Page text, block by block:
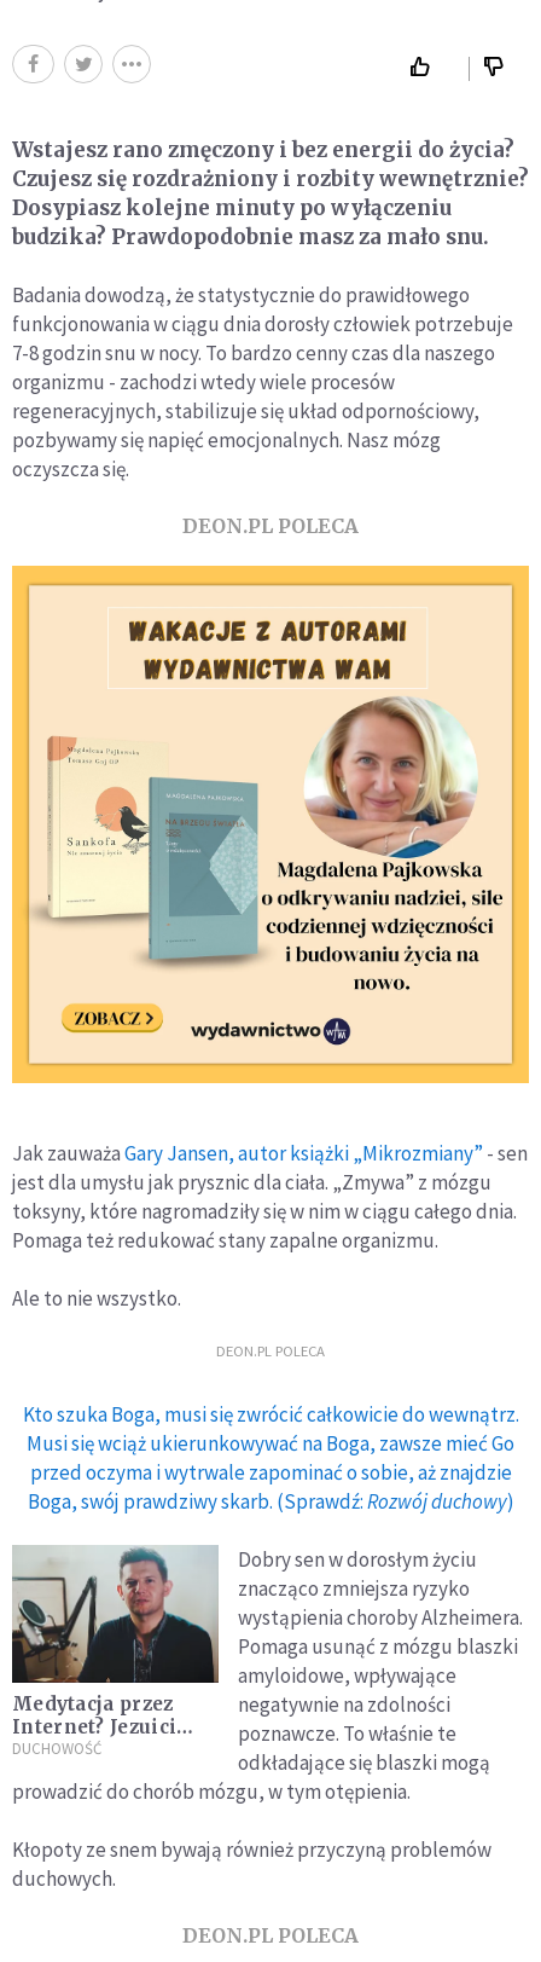
Wstajesz rano zmęczony i bez energii do życia?
Czujesz się rozdrażniony i rozbity wewnętrznie?
Dosypiasz kolejne minuty po wyłączeniu
budzika? Prawdopodobnie masz za mało snu.
Badania dowodzą, że statystycznie do prawidłowego
funkcjonowania w ciągu dnia dorosły człowiek potrzebuje
7-8 godzin snu w nocy. To bardzo cenny czas dla naszego
organizmu - zachodzi wtedy wiele procesów
regeneracyjnych, stabilizuje się układ odpornościowy,
pozbywamy się napięć emocjonalnych. Nasz mózg
oczyszcza się.
DEON.PL POLECA
Jak zauważaGary Jansen, autor książki „Mikrozmiany” - sen
jest dla umysłu jak prysznic dla ciała. „Zmywa” z mózgu
toksyny, które nagromadziły się w nim w ciągu całego dnia.
Pomaga też redukować stany zapalne organizmu.
Ale to nie wszystko.
DEON.PL POLECA
Kto szuka Boga, musi się zwrócić całkowicie do wewnątrz.
Musi się wciąż ukierunkowywać na Boga, zawsze mieć Go
przed oczyma i wytrwale zapominać o sobie, aż znajdzie
Boga, swój prawdziwy skarb. (Sprawdź:Rozwój duchowy)
Medytacja przez
Internet? Jezuici
pokazali, że to
DUCHOWOŚĆ
Dobry sen w dorosłym życiu
znacząco zmniejsza ryzyko
wystąpienia choroby Alzheimera.
Pomaga usunąć z mózgu blaszki
amyloidowe, wpływające
negatywnie na zdolności
poznawcze. To właśnie te
odkładające się blaszki mogą
prowadzić do chorób mózgu, w tym otępienia.
Kłopoty ze snem bywają również przyczyną problemów
duchowych.
DEON.PL POLECA